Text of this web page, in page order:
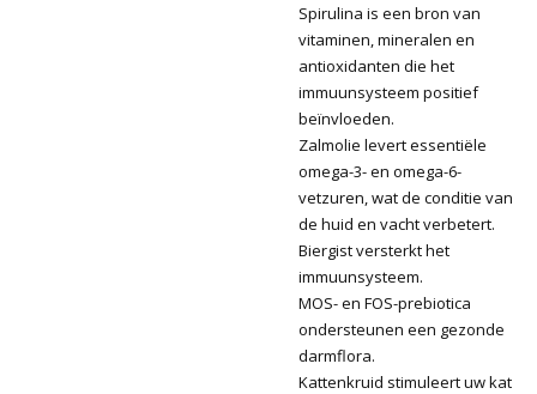
Spirulina is een bron van
vitaminen, mineralen en
antioxidanten die het
immuunsysteem positief
beïnvloeden.
Zalmolie levert essentiële
omega-3- en omega-6-
vetzuren, wat de conditie van
de huid en vacht verbetert.
Biergist versterkt het
immuunsysteem.
MOS- en FOS-prebiotica
ondersteunen een gezonde
darmflora.
Kattenkruid stimuleert uw kat